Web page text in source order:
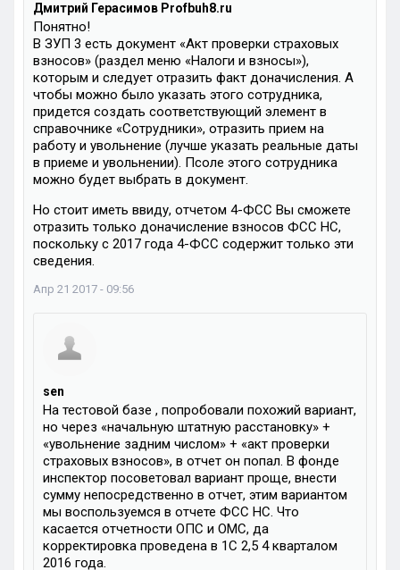
Дмитрий Герасимов Profbuh8.ru
Понятно!
В ЗУП 3 есть документ «Акт проверки страховых
взносов» (раздел меню «Налоги и взносы»),
которым и следует отразить факт доначисления. А
чтобы можно было указать этого сотрудника,
придется создать соответствующий элемент в
справочнике «Сотрудники», отразить прием на
работу и увольнение (лучше указать реальные даты
в приеме и увольнении). Псоле этого сотрудника
можно будет выбрать в документ.
Но стоит иметь ввиду, отчетом 4-ФСС Вы сможете
отразить только доначисление взносов ФСС НС,
поскольку с 2017 года 4-ФСС содержит только эти
сведения.
Апр 21 2017 - 09:56
sen
На тестовой базе , попробовали похожий вариант,
но через «начальную штатную расстановку» +
«увольнение задним числом» + «акт проверки
страховых взносов», в отчет он попал. В фонде
инспектор посоветовал вариант проще, внести
сумму непосредственно в отчет, этим вариантом
мы воспользуемся в отчете ФСС НС. Что
касается отчетности ОПС и ОМС, да
корректировка проведена в 1С 2,5 4 кварталом
2016 года.